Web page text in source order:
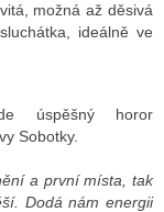
možná až děsivá
ideálně ve
úspěšný horor
Sobotky.
a první místa, tak
Dodá nám energii